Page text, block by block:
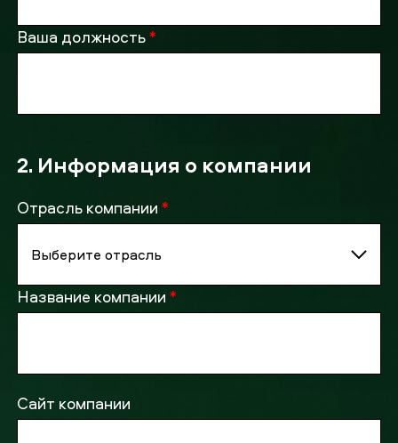
Ваша должность*
2. Информация о компании
Отрасль компании*
Название компании*
Сайт компании